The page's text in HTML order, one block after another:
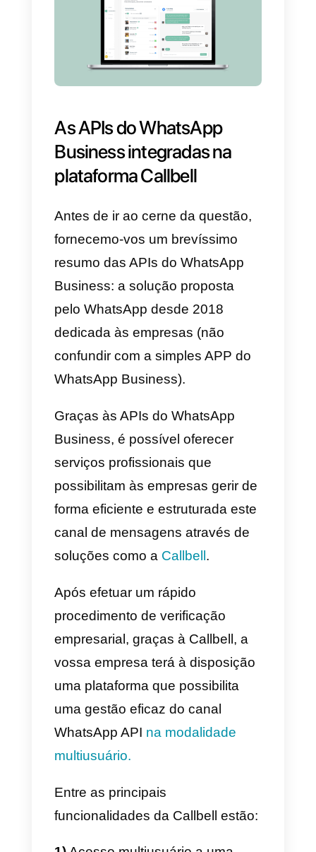
Além disso, a maior parte destes
pedidos dos clientes seriam
tarefas ou ações que não exigem
um telefonema para a sua
resolução. Finalmente, se
consideramos ainda os clientes
particularmente exigentes que
têm tendência a “canibalizar” os
nosso operadores e os mantêm
ao telefone mais do que o
necessário, então o quadro da
situação torna-se bastante mais
claro.
Por isso, propomo-vos uma
potencial solução!
As APIs do WhatsApp
Business integradas na
plataforma Callbell
Antes de ir ao cerne da questão,